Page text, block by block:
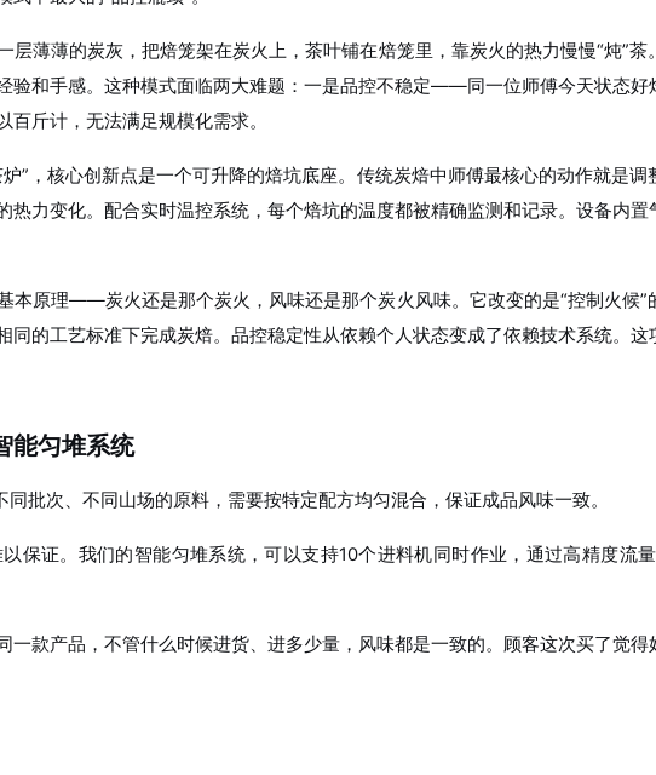
层薄薄的炭灰，把焙笼架在炭火上，茶叶铺在焙笼里，靠炭火的热力慢慢“炖”
验和手感。这种模式面临两大难题：一是品控不稳定——同一位师傅今天状态
斤计，无法满足规模化需求。
”，核心创新点是一个可升降的焙坑底座。传统炭焙中师傅最核心的动作就是
力变化。配合实时温控系统，每个焙坑的温度都被精确监测和记录。设备内
本原理——炭火还是那个炭火，风味还是那个炭火风味。它改变的是“控制火
同的工艺标准下完成炭焙。品控稳定性从依赖个人状态变成了依赖技术系统。
能匀堆系统
批次、不同山场的原料，需要按特定配方均匀混合，保证成品风味一致。
保证。我们的智能匀堆系统，可以支持10个进料机同时作业，通过高精度流
一款产品，不管什么时候进货、进多少量，风味都是一致的。顾客这次买了觉